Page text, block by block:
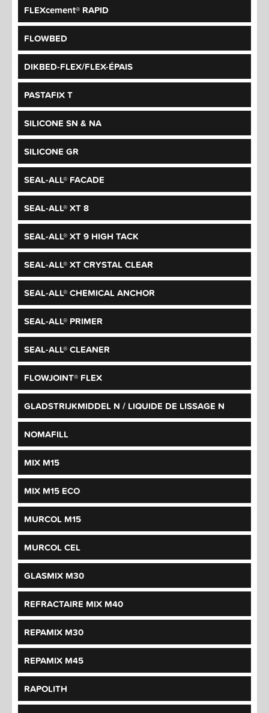
FLEXcement® RAPID
FLOWBED
DIKBED-FLEX/FLEX-ÉPAIS
PASTAFIX T
SILICONE SN & NA
SILICONE GR
SEAL-ALL® FACADE
SEAL-ALL® XT 8
SEAL-ALL® XT 9 HIGH TACK
SEAL-ALL® XT CRYSTAL CLEAR
SEAL-ALL® CHEMICAL ANCHOR
SEAL-ALL® PRIMER
SEAL-ALL® CLEANER
FLOWJOINT® FLEX
GLADSTRIJKMIDDEL N / LIQUIDE DE LISSAGE N
NOMAFILL
MIX M15
MIX M15 ECO
MURCOL M15
MURCOL CEL
GLASMIX M30
REFRACTAIRE MIX M40
REPAMIX M30
REPAMIX M45
RAPOLITH